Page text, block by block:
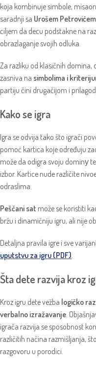
koja kombinuje simbole,
saradnji sa Urošem Petrovićem
ciljem da decu podstakne na
obrazlaganje svojih odluka.
Za razliku od klasičnih domina,
zasniva na simbolima i
partiju čini drugačijom i
Kako se igra
Igra se odvija tako što igrači
pomoć kartica koje određuju
može da odigra svoju dominу
izbor. Kartice nude različite
odraslima.
Peščani sat može se koristiti
bržu i dinamičniju igru, ali nije
Detaljna pravila igre i sve
uputstvu za igru (PDF).
Šta dete razvija kroz
Kroz igru dete vežba logičko
verbalno izražavanje.
igrača razvija se sposobnost
različitih načina razmišljanja,
razgovoru u porodici.